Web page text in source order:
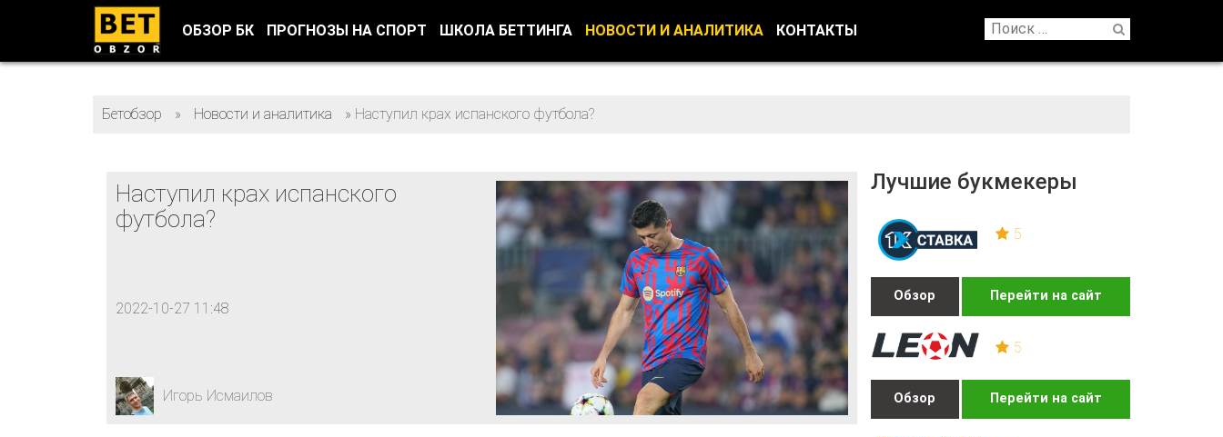
ОБЗОР БК ПРОГНОЗЫ НА СПОРТ ШКОЛА БЕТТИНГА НОВОСТИ И АНАЛИТИКА КОНТАКТЫ
Бетобзор » Новости и аналитика » Наступил крах испанского футбола?
Лучшие букмекеры
5
Обзор Перейти на сайт
5
Обзор Перейти на сайт
Наступил крах испанского
футбола?
2022-10-27 11:48
Игорь Исмаилов